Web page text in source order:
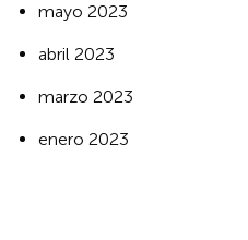
mayo 2023
abril 2023
marzo 2023
enero 2023